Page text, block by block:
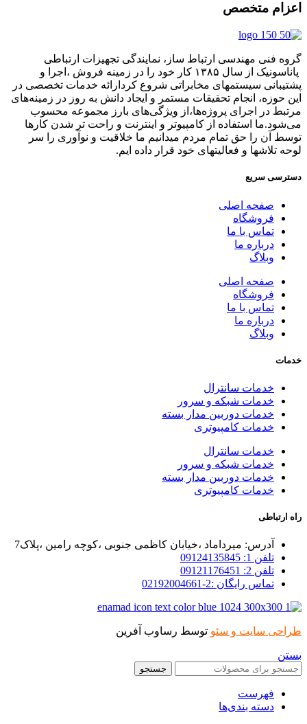
اعزام متخصص
گروه فنی مهندسی ارتباط ساز، نمایندگی تجهیزات ارتباطی
پاناسونیک از سال ۱۳۸۵ کار خود را در زمینه فروش ،اجرا و
پشتیبانی سیستمهای مخابراتی شروع کردارائه خدمات تخصصی در
این حوزه، انجام تحقیقات مستمر و ایجاد دانش به‌ روز در زمینه‌های
مرتبط در اجرای پروژه‌ها،از ویژگی‌های بارز مجموعه محسوب
می‌شود.ما استفاده از کامپیوتر و اینترنت و راحت تر شدن کارها
توسط آن را حق تمام مردم میدانیم ما خلاقیت و نوآوری را سر
لوحه تلاشها و فعالیتهای خود قرار داده ایم.
دسترسی سریع
صفحه اصلی
فروشگاه
تماس با ما
درباره ما
وبلاگ
صفحه اصلی
فروشگاه
تماس با ما
درباره ما
وبلاگ
خدمات
خدمات سانترال
خدمات شبکه و سرور
خدمات دوربین مدار بسته
خدمات کامپیوتری
خدمات سانترال
خدمات شبکه و سرور
خدمات دوربین مدار بسته
خدمات کامپیوتری
راه ارتباطی
آدرس: میرداماد ،خیابان کاظمی جنوبی ،کوچه رامین ،پلاک7
تلفن 1: 09124135845
تلفن 2: 09121176451
تماس رایگان :2-02192004661
طراحی سایت و سئو توسط رساوب آفرین
بستن
جستجو
فهرست
دسته بندی‌ها